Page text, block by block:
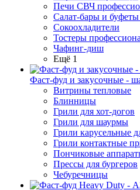
Печи СВЧ
Салат-бары и
Сокоохладители
Тостеры
Чафинг-диш
Ещё 1
Фаст-фуд и закусочные -
Витрины тепловые
Блинницы
Грили для хот-догов
Грили для шаурмы
Грили карусельные
Грили контактные
Пончиковые
Прессы для бургеров
Чебуречницы